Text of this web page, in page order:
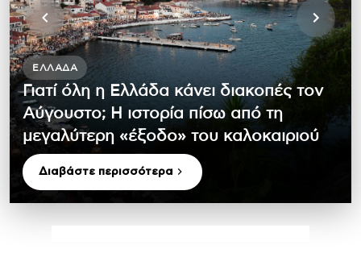
ΕΛΛΆΔΑ
Γιατί όλη η Ελλάδα κάνει διακοπές τον
Αύγουστο; Η ιστορία πίσω από τη
μεγαλύτερη «έξοδο» του καλοκαιριού
Διαβάστε περισσότερα